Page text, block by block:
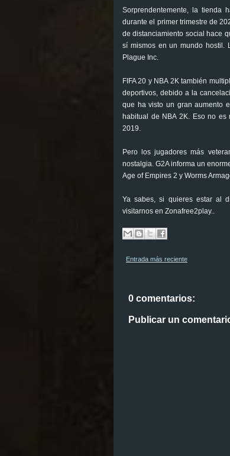
Sorprendentemente, la tienda
durante el primer trimestre de
de distanciamiento social hace
sí mismos en un mundo hostil.
Plague Inc.
FIFA 20 y NBA 2K también
deportivos, debido a la
que ha visto un gran aumento
habitual de NBA 2K. Eso no
2019.
Pero los jugadores más
nostalgia. G2A informa un
Age of Empires 2 y Worms
Ya sabes, si quieres estar al
visitarnos en Zonafree2play..
Entrada más reciente
0 comentarios:
Publicar un